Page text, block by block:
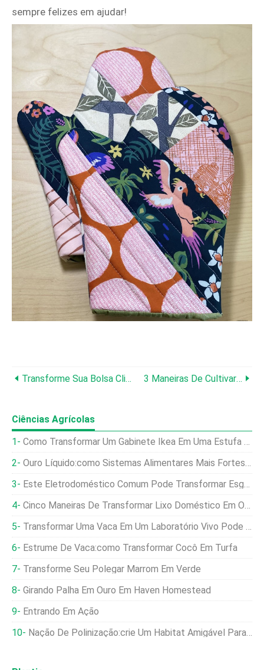
sempre felizes em ajudar!
Transforme Sua Bolsa ClimateGard Em Uma Sacola 3 Maneiras De Cultivar Vegetais Frescos No Inverno
Ciências Agrícolas
Como Transformar Um Gabinete Ikea Em Uma Estufa Interna
Ouro Líquido:como Sistemas Alimentares Mais Fortes Podem Começar Em Seu Banheiro
Este Eletrodoméstico Comum Pode Transformar Esgoto Em Fertilizante
Cinco Maneiras De Transformar Lixo Doméstico Em Ouro De Jardim
Transformar Uma Vaca Em Um Laboratório Vivo Pode Salvar Sua Vida
Estrume De Vaca:como Transformar Cocô Em Turfa
Transforme Seu Polegar Marrom Em Verde
Girando Palha Em Ouro Em Haven Homestead
Entrando Em Ação
Nação De Polinização:crie Um Habitat Amigável Para Polinizadores Em Seu Quintal